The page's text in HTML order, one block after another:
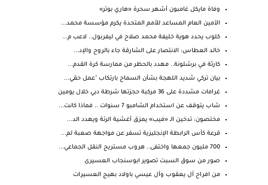
وفاة مايكل غامبون أشهر سحرة «هاري بوتر»
الأمين العام المساعد للأمم المتحدة يكرم مؤسسة محمد...
كلوب يحدد هوية خليفة محمد صلاح في ليفربول.. لاعب م...
خالد العطاس: الانتصار على الشارقة جاء بالروح والإد...
كارثة في برشلونة.. مهدد بالحظر من ممارسة كرة القدم...
بيان تركي شديد اللهجة بشأن السماح بارتكاب "عمل حقي...
غرامات مشددة على 36 مركبة حجزتها شرطة دبي خلال يومين
شاب يتوقف عن استخدام الشامبو 7 سنوات .. فماذا كانت...
مختصون: تدخين الـ «فيب» يمزق أغشية الرئة ويهدد الد...
قرعة كأس الرابطة الإنجليزية تسفر عن مواجهة صعبة لم...
700 مليون جمعها واختفى.. هروب مستريح النقل الجماعي...
صور من سوق السبت تصوير ابوسنجاب العسيرى
من افراح آل يعقوب وآل عيسي باولاد بهيج العسيرات